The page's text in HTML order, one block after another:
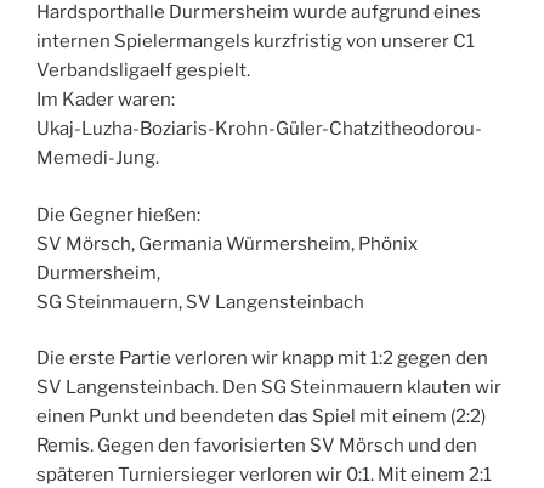
Hardsporthalle Durmersheim wurde aufgrund eines
internen Spielermangels kurzfristig von unserer C1
Verbandsligaelf gespielt.
Im Kader waren:
Ukaj-Luzha-Boziaris-Krohn-Güler-Chatzitheodorou-
Memedi-Jung.
Die Gegner hießen:
SV Mörsch, Germania Würmersheim, Phönix
Durmersheim,
SG Steinmauern, SV Langensteinbach
Die erste Partie verloren wir knapp mit 1:2 gegen den
SV Langensteinbach. Den SG Steinmauern klauten wir
einen Punkt und beendeten das Spiel mit einem (2:2)
Remis. Gegen den favorisierten SV Mörsch und den
späteren Turniersieger verloren wir 0:1. Mit einem 2:1